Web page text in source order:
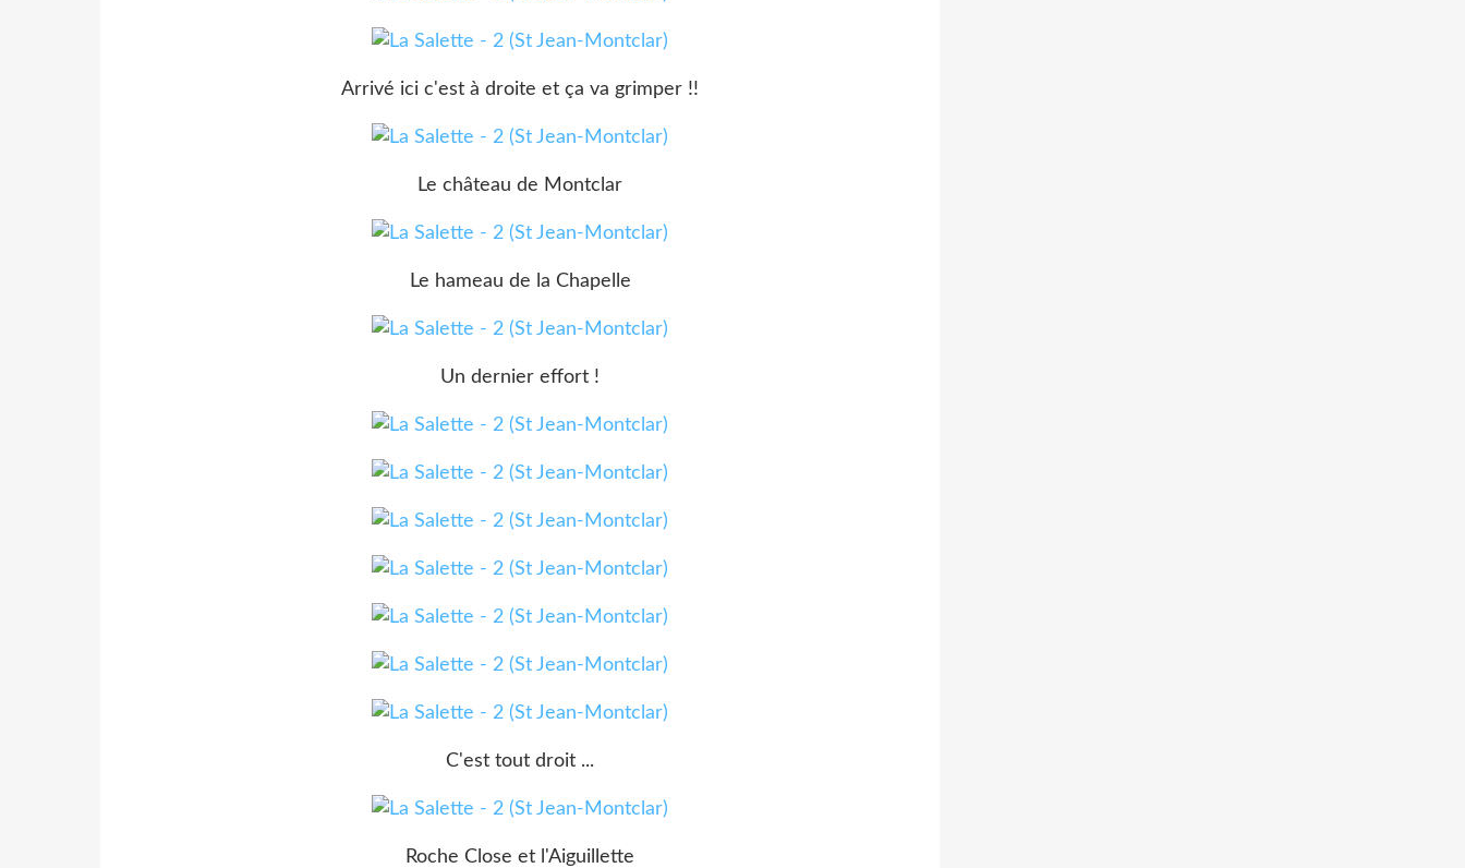
Arrivé ici c'est à droite et ça va grimper !!
Le château de Montclar
Le hameau de la Chapelle
Un dernier effort !
C'est tout droit ...
Roche Close et l'Aiguillette